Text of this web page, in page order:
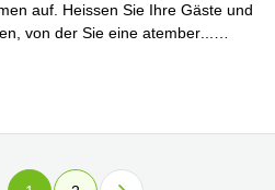
auf. Heissen Sie Ihre Gäste und
von der Sie eine atember